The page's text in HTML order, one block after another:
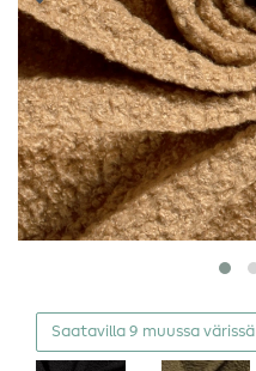
Saatavilla 9 muussa värissä